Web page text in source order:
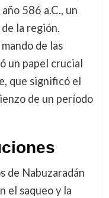
586 a.C., un
la región.
de las
un papel crucial
que significó el
de un período
de Nabuzaradán
el saqueo y la